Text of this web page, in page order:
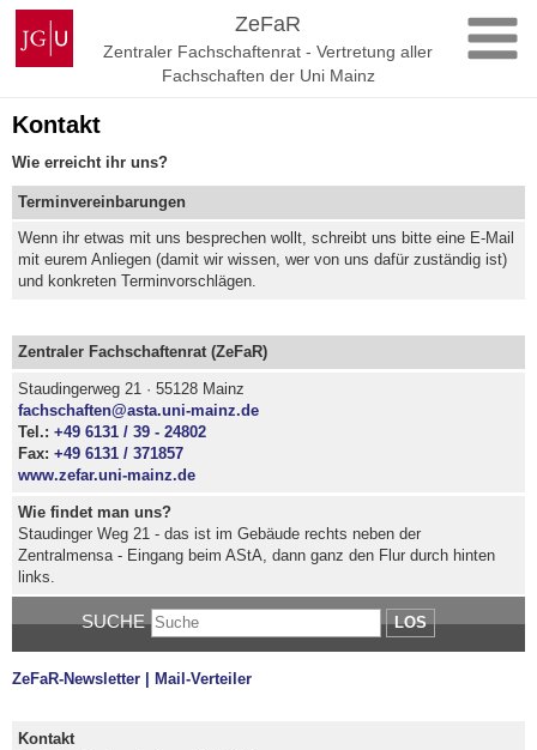
Zum
Inhalt
springen
Johannes
Gutenberg-
Universität
ZeFaR
Zentraler Fachschaftenrat - Vertretung aller
Fachschaften der Uni Mainz
Kontakt
Wie erreicht ihr uns?
Terminvereinbarungen
Wenn ihr etwas mit uns besprechen wollt, schreibt uns bitte eine E-Mail
mit eurem Anliegen (damit wir wissen, wer von uns dafür zuständig ist)
und konkreten Terminvorschlägen.
Zentraler Fachschaftenrat (ZeFaR)
Staudingerweg 21 · 55128 Mainz
fachschaften@asta.uni-mainz.de
Tel.: +49 6131 / 39 - 24802
Fax: +49 6131 / 371857
www.zefar.uni-mainz.de
Wie findet man uns?
Staudinger Weg 21 - das ist im Gebäude rechts neben der
Zentralmensa - Eingang beim AStA, dann ganz den Flur durch hinten
links.
SUCHE LOS
ZeFaR-Newsletter | Mail-Verteiler
Kontakt